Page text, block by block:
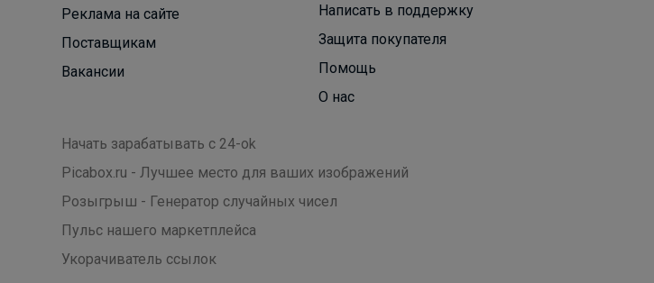
Реклама на сайте
Поставщикам
Вакансии
Написать в поддержку
Защита покупателя
Помощь
О нас
Начать зарабатывать с 24-ok
Picabox.ru - Лучшее место для ваших изображений
Розыгрыш - Генератор случайных чисел
Пульс нашего маркетплейса
Укорачиватель ссылок